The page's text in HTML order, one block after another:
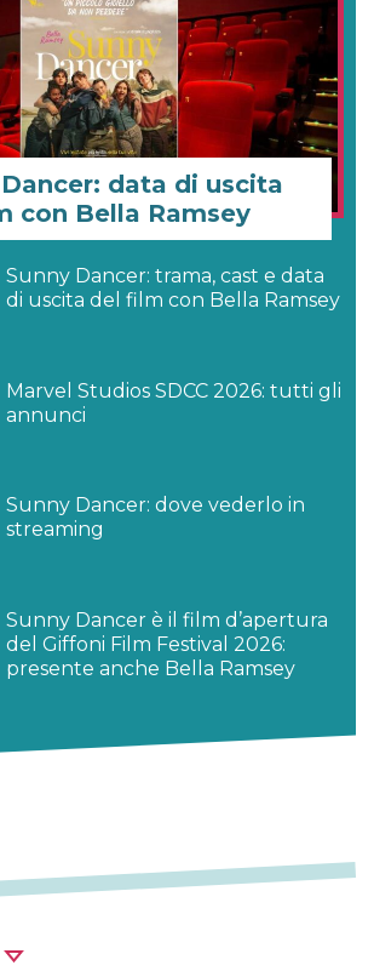
data di uscita
con Bella Ramsey
Sunny Dancer: trama, cast e data
di uscita del film con Bella Ramsey
Marvel Studios SDCC 2026: tutti gli
annunci
Sunny Dancer: dove vederlo in
streaming
Sunny Dancer è il film d’apertura
del Giffoni Film Festival 2026:
presente anche Bella Ramsey